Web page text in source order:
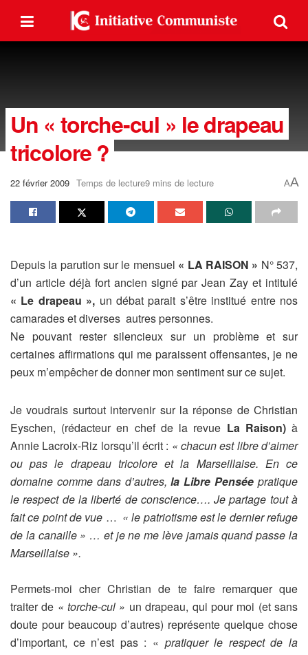
Un « torche-cul » le drapeau
tricolore ?
22 février 2009 Temps de lecture9 mins de lecture AA
Depuis la parution sur le mensuel « LA RAISON » N° 537,
d’un article déjà fort ancien signé par Jean Zay et intitulé
« Le drapeau », un débat parait s’être institué entre nos
camarades et diverses autres personnes.
Ne pouvant rester silencieux sur un problème et sur
certaines affirmations qui me paraissent offensantes, je ne
peux m’empêcher de donner mon sentiment sur ce sujet.
Je voudrais surtout intervenir sur la réponse de Christian
Eyschen, (rédacteur en chef de la revue La Raison)à
Annie Lacroix-Riz lorsqu’il écrit : « chacun est libre d’aimer
ou pas le drapeau tricolore et la Marseillaise. En ce
domaine comme dans d’autres,la Libre Pensée pratique
le respect de la liberté de conscience…. Je partage tout à
fait ce point de vue … « le patriotisme est le dernier refuge
de la canaille » … et je ne me lève jamais quand passe la
Marseillaise ».
Permets-moi cher Christian de te faire remarquer que
traiter de « torche-cul » un drapeau, qui pour moi (et sans
doute pour beaucoup d’autres) représente quelque chose
d’important, ce n’est pas : « pratiquer le respect de la